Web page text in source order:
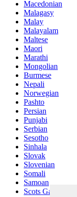
Macedonian
Malagasy
Malay
Malayalam
Maltese
Maori
Marathi
Mongolian
Burmese
Nepali
Norwegian
Pashto
Persian
Punjabi
Serbian
Sesotho
Sinhala
Slovak
Slovenian
Somali
Samoan
Scots Gaelic